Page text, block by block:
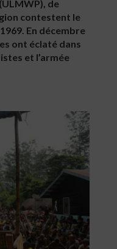
de
contestent le
En décembre
ont éclaté dans
et l’armée